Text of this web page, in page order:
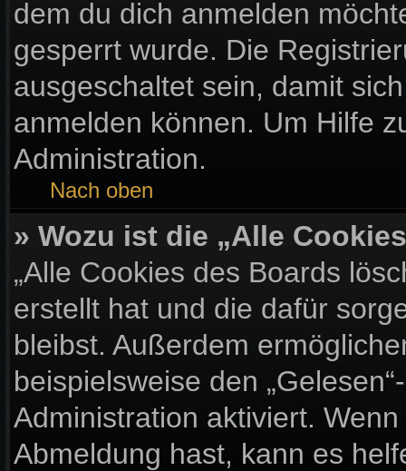
dem du dich anmelden
gesperrt wurde. Die
ausgeschaltet sein, damit
anmelden können. Um Hilfe
Administration.
Nach oben
» Wozu ist die „Alle
„Alle Cookies des Boards
erstellt hat und die dafür
bleibst. Außerdem
beispielsweise den
Administration aktiviert.
Abmeldung hast, kann es